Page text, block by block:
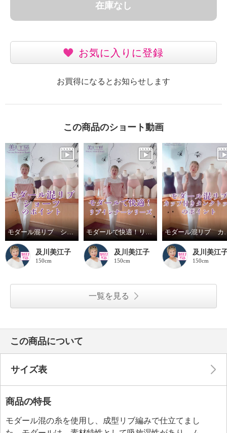
在庫なし
お気に入りに登録
お買得になるとお知らせします
この商品のショート動画
モダール混リブ ショーツのポイント
及川美江子
150cm
モダールで快適！リブインナーシリーズのご紹介
及川美江子
150cm
モダール混リ
及川美江
150cm
一覧を見る
この商品について
サイズ表
商品の特長
モダール混の糸を使用し、成型リブ編みで仕立てまし